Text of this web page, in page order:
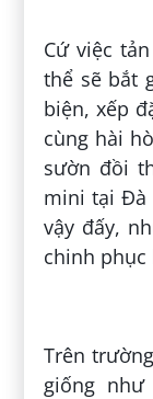
Cứ việc
thể sẽ bắt
biện, xếp
cùng hài
sườn đồi
mini tại Đà
vậy đấy,
chinh phục
Trên
giống